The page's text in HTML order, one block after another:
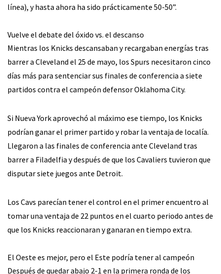
línea), y hasta ahora ha sido prácticamente 50-50”.
Vuelve el debate del óxido vs. el descanso
Mientras los Knicks descansaban y recargaban energías tras
barrer a Cleveland el 25 de mayo, los Spurs necesitaron cinco
días más para sentenciar sus finales de conferencia a siete
partidos contra el campeón defensor Oklahoma City.
Si Nueva York aprovechó al máximo ese tiempo, los Knicks
podrían ganar el primer partido y robar la ventaja de localía.
Llegaron a las finales de conferencia ante Cleveland tras
barrer a Filadelfia y después de que los Cavaliers tuvieron que
disputar siete juegos ante Detroit.
Los Cavs parecían tener el control en el primer encuentro al
tomar una ventaja de 22 puntos en el cuarto periodo antes de
que los Knicks reaccionaran y ganaran en tiempo extra.
El Oeste es mejor, pero el Este podría tener al campeón
Después de quedar abajo 2-1 en la primera ronda de los